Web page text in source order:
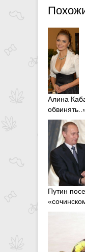
Алина
Путин